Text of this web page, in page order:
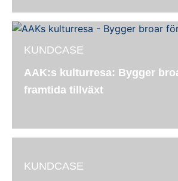
KUNDCASE
AAK:s kulturresa: Bygger
framtida tillväxt
KUNDCASE